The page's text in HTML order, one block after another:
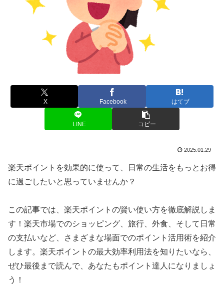
X Facebook はてブ
LINE コピー
2025.01.29
楽天ポイントを効果的に使って、日常の生活をもっとお得
に過ごしたいと思っていませんか？
この記事では、楽天ポイントの賢い使い方を徹底解説しま
す！楽天市場でのショッピング、旅行、外食、そして日常
の支払いなど、さまざまな場面でのポイント活用術を紹介
します。楽天ポイントの最大効率利用法を知りたいなら、
ぜひ最後まで読んで、あなたもポイント達人になりましょ
う！